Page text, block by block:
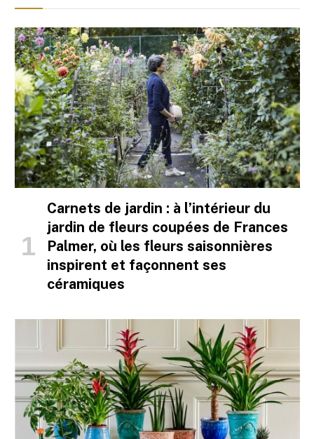
Carnets de jardin : à l’intérieur du
jardin de fleurs coupées de Frances
Palmer, où les fleurs saisonnières
inspirent et façonnent ses
céramiques